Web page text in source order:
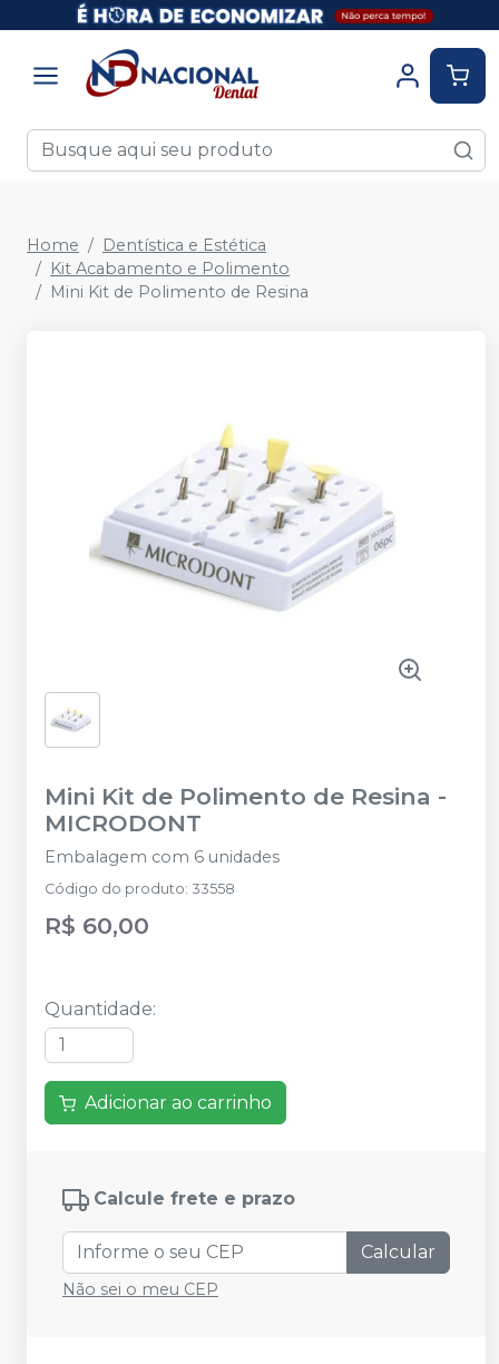
Home
Dentística e Estética
Kit Acabamento e Polimento
Mini Kit de Polimento de Resina
Mini Kit de Polimento de Resina -
MICRODONT
Embalagem com 6 unidades
Código do produto: 33558
R$ 60,00
Quantidade:
Adicionar ao carrinho
Calcule frete e prazo
Calcular
Não sei o meu CEP